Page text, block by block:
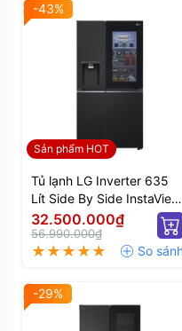
Sản phẩm HOT
-43%
Tủ lạnh LG Inverter 635
Lít Side By Side InstaView
Door-in-Door GR-X257BL
32.500.000₫
56.990.000₫
-29%